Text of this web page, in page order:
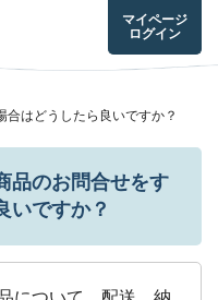
マイページ
ログイン
はどうしたら良いですか？
品のお問合せをす
いですか？